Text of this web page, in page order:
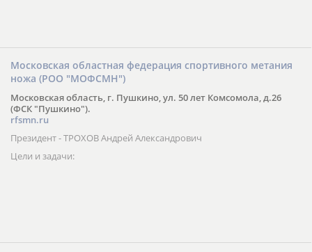
Московская областная федерация спортивного метания
ножа (РОО "МОФСМН")
Московская область, г. Пушкино, ул. 50 лет Комсомола, д.26
(ФСК "Пушкино").
rfsmn.ru
Президент - ТРОХОВ Андрей Александрович
Цели и задачи: